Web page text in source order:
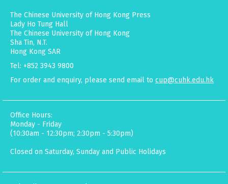
The Chinese University of Hong Kong Press
Lady Ho Tung Hall
The Chinese University of Hong Kong
Sha Tin, N.T.
Hong Kong SAR
Tel: +852 3943 9800
For order and enquiry, please send email to cup@cuhk.edu.hk
Office Hours:
Monday - Friday
(10:30am - 12:30pm; 2:30pm - 5:30pm)
Closed on Saturday, Sunday and Public Holidays